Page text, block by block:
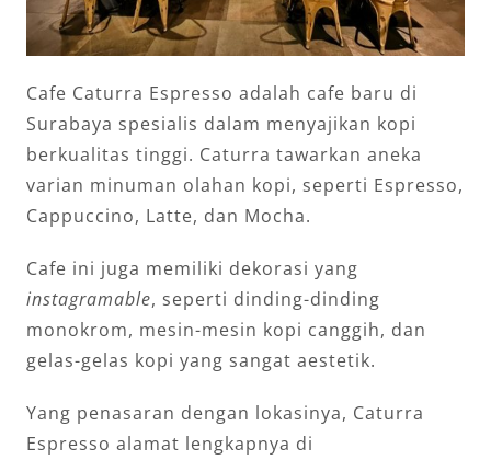
Cafe Caturra Espresso adalah cafe baru di
Surabaya spesialis dalam menyajikan kopi
berkualitas tinggi. Caturra tawarkan aneka
varian minuman olahan kopi, seperti Espresso,
Cappuccino, Latte, dan Mocha.
Cafe ini juga memiliki dekorasi yang
instagramable, seperti dinding-dinding
monokrom, mesin-mesin kopi canggih, dan
gelas-gelas kopi yang sangat aestetik.
Yang penasaran dengan lokasinya, Caturra
Espresso alamat lengkapnya di